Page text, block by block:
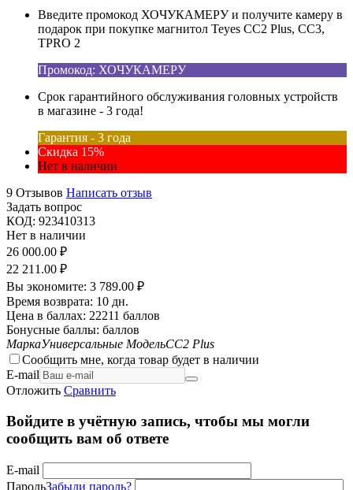
Введите промокод ХОЧУКАМЕРУ и получите камеру в
подарок при покупке магнитол Teyes CC2 Plus, CC3,
TPRO 2
Промокод: ХОЧУКАМЕРУ
Срок гарантийного обслуживания головных устройств
в магазине - 3 года!
Гарантия - 3 года
Скидка 15%
Нет в наличии
9 Отзывов Написать отзыв
Задать вопрос
КОД: 923410313
Нет в наличии
26 000.00 ₽
22 211.00 ₽
Вы экономите: 3 789.00 ₽
Время возврата: 10 дн.
Цена в баллах: 22211 баллов
Бонусные баллы: баллов
МаркаУниверсальные МодельCC2 Plus
Сообщить мне, когда товар будет в наличии
E-mail
Отложить Сравнить
Войдите в учётную запись, чтобы мы могли
сообщить вам об ответе
E-mail
ПарольЗабыли пароль?